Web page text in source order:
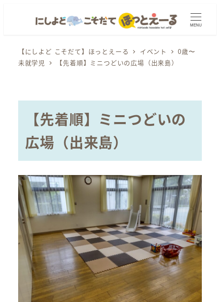
MENU
【にしよど こそだて】ほっとえーる イベント
0歳〜
未就学児
【先着順】ミニつどいの広場（出来島）
【先着順】ミニつどいの
広場（出来島）